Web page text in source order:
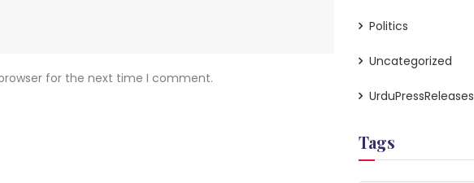
for the next time I comment.
Politics
Uncategorized
UrduPressReleases
Tags